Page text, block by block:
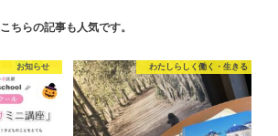
こちらの記事も人気です。
お知らせ わたしらしく働く・生きる